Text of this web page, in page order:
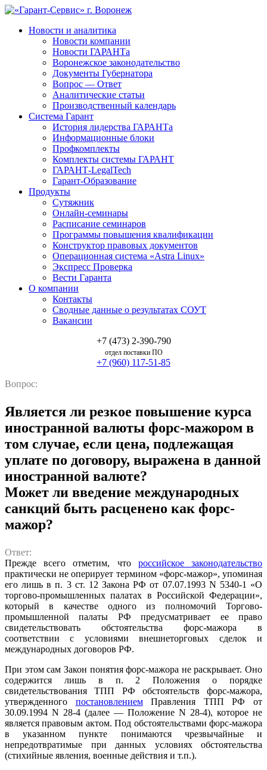
Новости и аналитика
Новости компании
Новости ГАРАНТа
Воронежское законодательство
Документы Губернатора
Вопрос — Ответ
Аналитические статьи
Производственный календарь
Система Гарант
История лидерства ГАРАНТа
Информационные блоки
Профкомплекты
Комплекты системы ГАРАНТ
ГАРАНТ-LegalTech
Гарант-Образование
Продукты
Сутяжник
Онлайн-семинары
Расписание семинаров
Программы повышения квалификации
Конструктор правовых документов
Операционная система «Astra Linux»
Экспресс Проверка
Вести Гаранта
О компании
Контакты
Сводные данные о результатах СОУТ
Вакансии
+7 (473) 2-390-790
отдел поставки ПО
+7 (960) 117-51-85
Вопрос:
Является ли резкое повышение курса
иностранной валюты форс-мажором в
том случае, если цена, подлежащая
уплате по договору, выражена в данной
иностранной валюте?
Может ли введение международных
санкций быть расценено как форс-
мажор?
Ответ:
Прежде всего отметим, что российское законодательство
практически не оперирует термином «форс-мажор», упоминая
его лишь в п. 3 ст. 12 Закона РФ от 07.07.1993 N 5340-1 «О
торгово-промышленных палатах в Российской Федерации»,
который в качестве одного из полномочий Торгово-
промышленной палаты РФ предусматривает ее право
свидетельствовать обстоятельства форс-мажора в
соответствии с условиями внешнеторговых сделок и
международных договоров РФ.
При этом сам Закон понятия форс-мажора не раскрывает. Оно
содержится лишь в п. 2 Положения о порядке
свидетельствования ТПП РФ обстоятельств форс-мажора,
утвержденного постановлениемПравления ТПП РФ от
30.09.1994 N 28-4 (далее — Положение N 28-4), которое не
является правовым актом. Под обстоятельствами форс-мажора
в указанном пункте понимаются чрезвычайные и
непредотвратимые при данных условиях обстоятельства
(стихийные явления, военные действия и т.п.).